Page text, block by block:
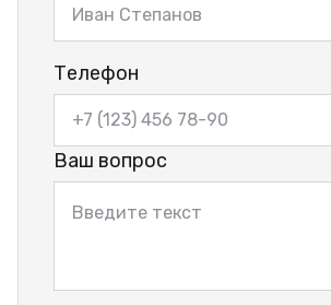
Телефон
Ваш вопрос